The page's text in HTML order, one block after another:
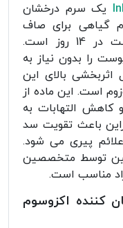
یک سرم درخشان
اگزوزوم گیاهی برای صاف
کردن، روشن کردن و تجدید پوست در 14 روز است.
را بدون نیاز به
اثربخشی بالای این
است. این ماده از
کاهش التهابات به
باعث تقویت سد
پیری می شود.
توسط متخصصین
مناسب است.
کننده اکزوسوم